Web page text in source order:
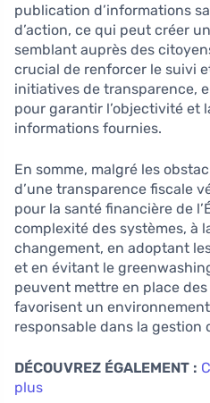
publication d’informations
d’action, ce qui peut créer
semblant auprès des
crucial de renforcer le suivi
initiatives de transparence,
pour garantir l’objectivité et
informations fournies.
En somme, malgré les
d’une transparence fiscale
pour la santé financière de
complexité des systèmes, à
changement, en adoptant
et en évitant le
peuvent mettre en place
favorisent un
responsable dans la gestion
DÉCOUVREZ ÉGALEMENT :
plus